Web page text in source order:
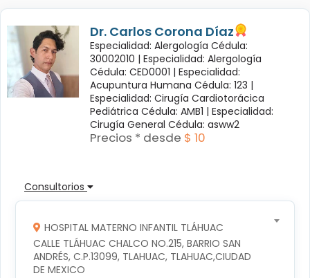
Dr. Carlos Corona Díaz
Especialidad: Alergología Cédula:
30002010 | Especialidad: Alergología
Cédula: CED0001 | Especialidad:
Acupuntura Humana Cédula: 123 |
Especialidad: Cirugía Cardiotorácica
Pediátrica Cédula: AMB1 | Especialidad:
Cirugía General Cédula: asww2
Precios * desde $ 10
Consultorios
HOSPITAL MATERNO INFANTIL TLÁHUAC
CALLE TLÁHUAC CHALCO NO.215, BARRIO SAN
ANDRÉS, C.P.13099, TLAHUAC, TLAHUAC,CIUDAD
DE MEXICO